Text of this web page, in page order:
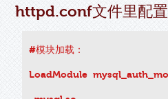
httpd.conf文件里配置
#模块加载：
LoadModule